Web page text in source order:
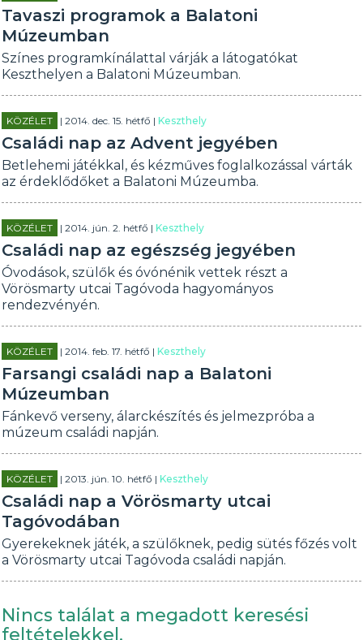
Tavaszi programok a Balatoni
Múzeumban
Színes programkínálattal várják a látogatókat
Keszthelyen a Balatoni Múzeumban.
KÖZÉLET | 2014. dec. 15. hétfő |Keszthely
Családi nap az Advent jegyében
Betlehemi játékkal, és kézműves foglalkozással várták
az érdeklődőket a Balatoni Múzeumba.
KÖZÉLET | 2014. jún. 2. hétfő |Keszthely
Családi nap az egészség jegyében
Óvodások, szülők és óvónénik vettek részt a
Vörösmarty utcai Tagóvoda hagyományos
rendezvényén.
KÖZÉLET | 2014. feb. 17. hétfő |Keszthely
Farsangi családi nap a Balatoni
Múzeumban
Fánkevő verseny, álarckészítés és jelmezpróba a
múzeum családi napján.
KÖZÉLET | 2013. jún. 10. hétfő |Keszthely
Családi nap a Vörösmarty utcai
Tagóvodában
Gyerekeknek játék, a szülőknek, pedig sütés főzés volt
a Vörösmarty utcai Tagóvoda családi napján.
Nincs találat a megadott keresési
feltételekkel.